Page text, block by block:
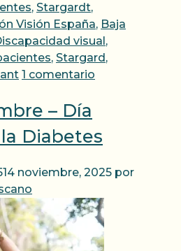
, Stargardt,
Visión España, Baja
visual ,
, Stargard ,
1 comentario
– Día
Diabetes
14 noviembre, 2025 por